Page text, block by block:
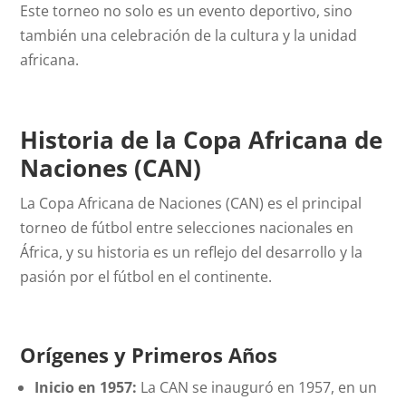
Este torneo no solo es un evento deportivo, sino
también una celebración de la cultura y la unidad
africana.
Historia de la Copa Africana de
Naciones (CAN)
La Copa Africana de Naciones (CAN) es el principal
torneo de fútbol entre selecciones nacionales en
África, y su historia es un reflejo del desarrollo y la
pasión por el fútbol en el continente.
Orígenes y Primeros Años
Inicio en 1957: La CAN se inauguró en 1957, en un